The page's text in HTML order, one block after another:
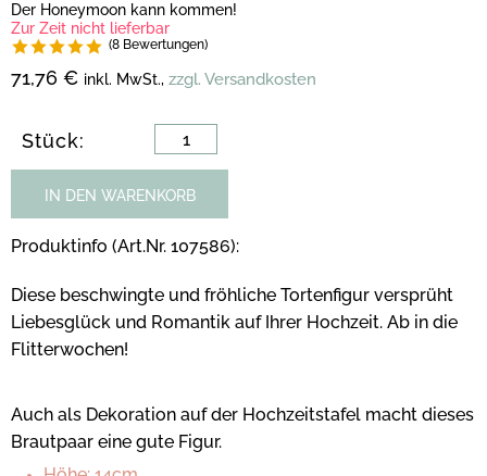
Der Honeymoon kann kommen!
Zur Zeit nicht lieferbar
(8 Bewertungen)
71,76 € inkl. MwSt., zzgl. Versandkosten
Stück:
IN DEN WARENKORB
Produktinfo (Art.Nr. 107586):
Diese beschwingte und fröhliche Tortenfigur versprüht
Liebesglück und Romantik auf Ihrer Hochzeit. Ab in die
Flitterwochen!
Auch als Dekoration auf der Hochzeitstafel macht dieses
Brautpaar eine gute Figur.